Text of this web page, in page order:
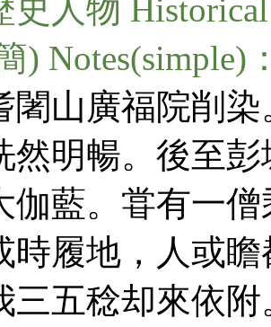
史人物 Historical
) Notes(simple)
闍山廣福院削
然明暢。後至
伽藍。甞有一
時履地，人或
三五稔却來依